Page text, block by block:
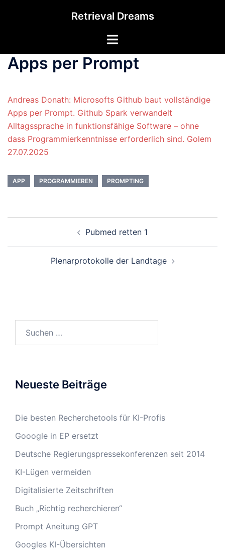
Retrieval Dreams
Menü
Apps per Prompt
Andreas Donath: Microsofts Github baut vollständige
Apps per Prompt. Github Spark verwandelt
Alltagssprache in funktionsfähige Software – ohne
dass Programmierkenntnisse erforderlich sind. Golem
27.07.2025
APP PROGRAMMIEREN PROMPTING
Pubmed retten 1
Plenarprotokolle der Landtage
Neueste Beiträge
Die besten Recherchetools für KI-Profis
Gooogle in EP ersetzt
Deutsche Regierungspressekonferenzen seit 2014
KI-Lügen vermeiden
Digitalisierte Zeitschriften
Buch „Richtig recherchieren“
Prompt Aneitung GPT
Googles KI-Übersichten